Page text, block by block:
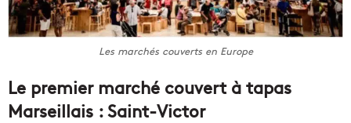
Les marchés couverts en Europe
Le premier marché couvert à tapas
Marseillais : Saint-Victor